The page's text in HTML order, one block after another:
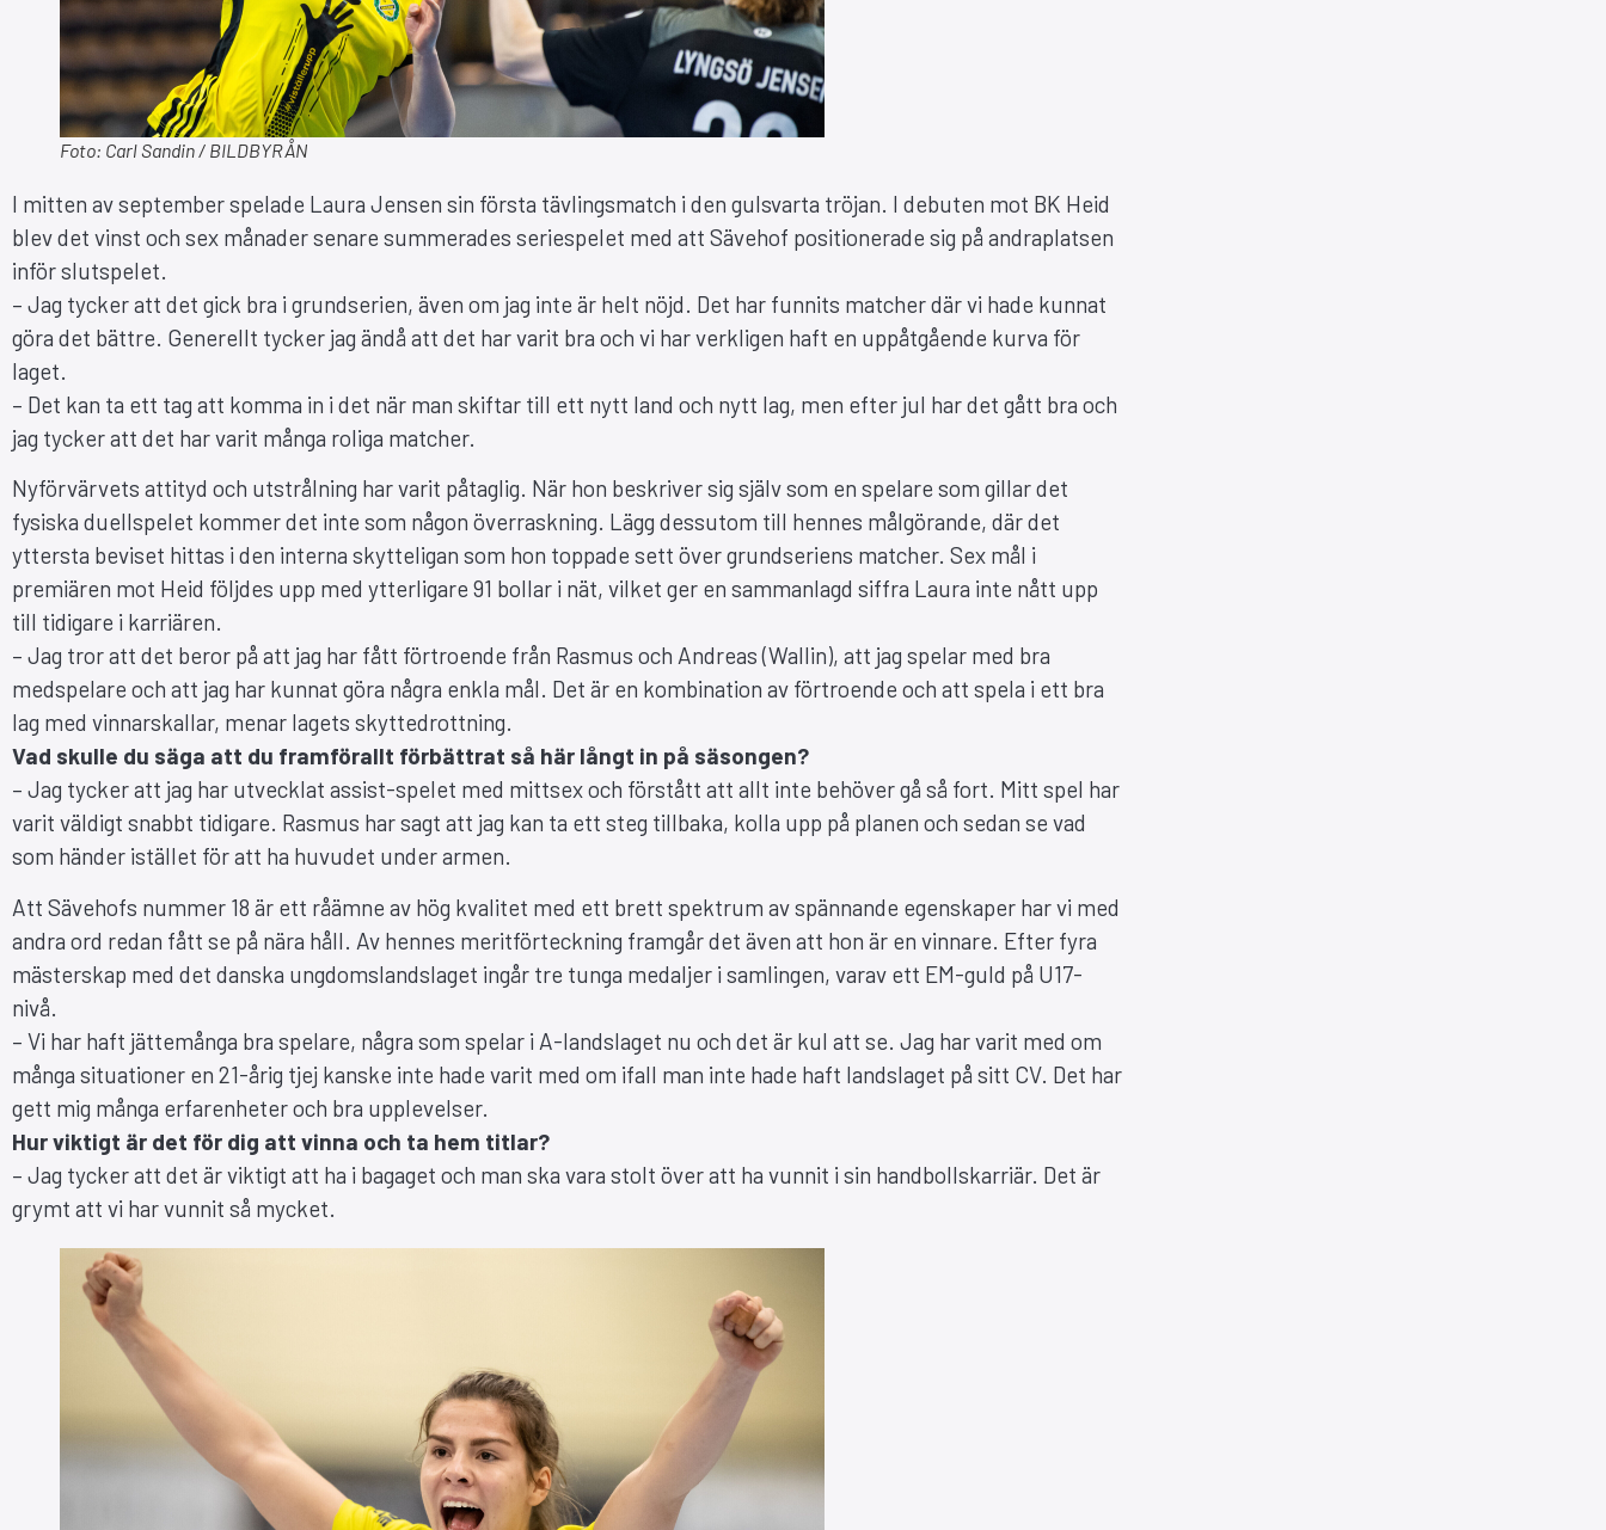
Foto: Carl Sandin / BILDBYRÅN
I mitten av september spelade Laura Jensen sin första tävlingsmatch i den gulsvarta tröjan. I debuten mot BK Heid
blev det vinst och sex månader senare summerades seriespelet med att Sävehof positionerade sig på andraplatsen
inför slutspelet.
– Jag tycker att det gick bra i grundserien, även om jag inte är helt nöjd. Det har funnits matcher där vi hade kunnat
göra det bättre. Generellt tycker jag ändå att det har varit bra och vi har verkligen haft en uppåtgående kurva för
laget.
– Det kan ta ett tag att komma in i det när man skiftar till ett nytt land och nytt lag, men efter jul har det gått bra och
jag tycker att det har varit många roliga matcher.
Nyförvärvets attityd och utstrålning har varit påtaglig. När hon beskriver sig själv som en spelare som gillar det
fysiska duellspelet kommer det inte som någon överraskning. Lägg dessutom till hennes målgörande, där det
yttersta beviset hittas i den interna skytteligan som hon toppade sett över grundseriens matcher. Sex mål i
premiären mot Heid följdes upp med ytterligare 91 bollar i nät, vilket ger en sammanlagd siffra Laura inte nått upp
till tidigare i karriären.
– Jag tror att det beror på att jag har fått förtroende från Rasmus och Andreas (Wallin), att jag spelar med bra
medspelare och att jag har kunnat göra några enkla mål. Det är en kombination av förtroende och att spela i ett bra
lag med vinnarskallar, menar lagets skyttedrottning.
Vad skulle du säga att du framförallt förbättrat så här långt in på säsongen?
– Jag tycker att jag har utvecklat assist-spelet med mittsex och förstått att allt inte behöver gå så fort. Mitt spel har
varit väldigt snabbt tidigare. Rasmus har sagt att jag kan ta ett steg tillbaka, kolla upp på planen och sedan se vad
som händer istället för att ha huvudet under armen.
Att Sävehofs nummer 18 är ett råämne av hög kvalitet med ett brett spektrum av spännande egenskaper har vi med
andra ord redan fått se på nära håll. Av hennes meritförteckning framgår det även att hon är en vinnare. Efter fyra
mästerskap med det danska ungdomslandslaget ingår tre tunga medaljer i samlingen, varav ett EM-guld på U17-
nivå.
– Vi har haft jättemånga bra spelare, några som spelar i A-landslaget nu och det är kul att se. Jag har varit med om
många situationer en 21-årig tjej kanske inte hade varit med om ifall man inte hade haft landslaget på sitt CV. Det har
gett mig många erfarenheter och bra upplevelser.
Hur viktigt är det för dig att vinna och ta hem titlar?
– Jag tycker att det är viktigt att ha i bagaget och man ska vara stolt över att ha vunnit i sin handbollskarriär. Det är
grymt att vi har vunnit så mycket.